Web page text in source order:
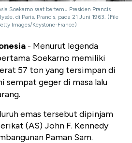
Soekarno saat bertemu Presiden Prancis
di Paris, Prancis, pada 21 Juni 1963. (File
Images/Keystone-France)
- Menurut legenda
Soekarno memiliki
57 ton yang tersimpan di
sempat geger di masa lalu
emas tersebut dipinjam
(AS) John F. Kennedy
Paman Sam.